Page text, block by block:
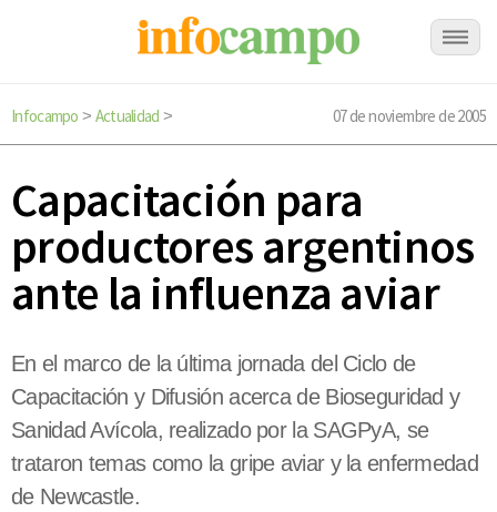
Infocampo > Actualidad > 07 de noviembre de 2005
Capacitación para
productores argentinos
ante la influenza aviar
En el marco de la última jornada del Ciclo de
Capacitación y Difusión acerca de Bioseguridad y
Sanidad Avícola, realizado por la SAGPyA, se
trataron temas como la gripe aviar y la enfermedad
de Newcastle.